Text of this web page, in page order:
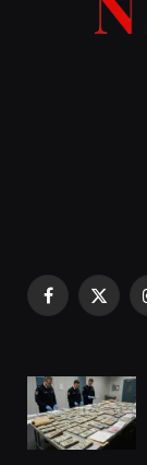
Facebook
X